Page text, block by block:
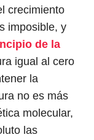
crecimiento
imposible, y
de la
igual al cero
la
no es más
molecular,
las